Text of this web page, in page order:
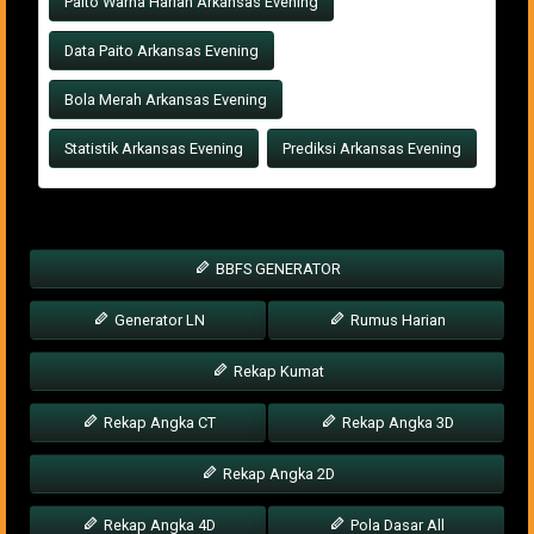
Data Paito Arkansas Evening
Bola Merah Arkansas Evening
Statistik Arkansas Evening Prediksi Arkansas Evening
BBFS GENERATOR
Generator LN Rumus Harian
Rekap Kumat
Rekap Angka CT Rekap Angka 3D
Rekap Angka 2D
Rekap Angka 4D Pola Dasar All